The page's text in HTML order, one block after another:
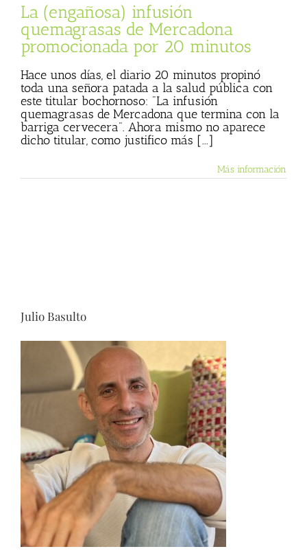
BasultoLa (engañosa) infusión
quemagrasas de Mercadona
promocionada por 20 minutos
Hace unos días, el diario 20 minutos propinó
toda una señora patada a la salud pública con
este titular bochornoso: "La infusión
quemagrasas de Mercadona que termina con la
barriga cervecera". Ahora mismo no aparece
dicho titular, como justifico más [...]
Más información
Julio Basulto